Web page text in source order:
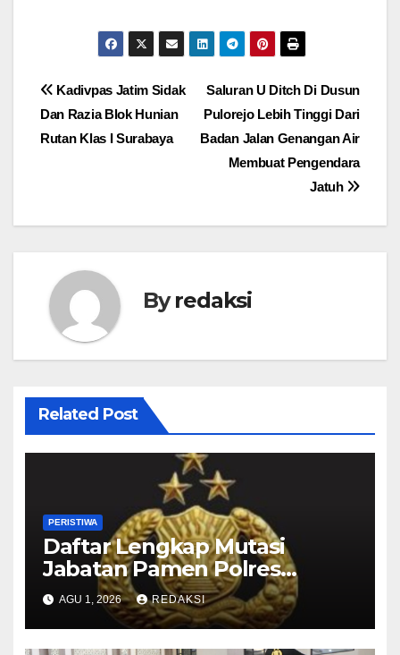
Navigasi
pos
Saluran U Ditch Di Dusun
Pulorejo Lebih Tinggi Dari
Badan Jalan Genangan Air
Membuat Pengendara
Jatuh
Kadivpas Jatim Sidak
Dan Razia Blok Hunian
Rutan Klas I Surabaya
Byredaksi
Related Post
PERISTIWA
Daftar Lengkap Mutasi
Jabatan Pamen Polres
Jajaran Polda Jatim 2026
AGU 1, 2026 REDAKSI